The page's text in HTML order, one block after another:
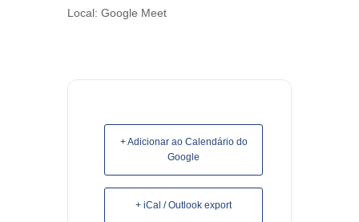
Local: Google Meet
+ Adicionar ao Calendário do
Google
+ iCal / Outlook export